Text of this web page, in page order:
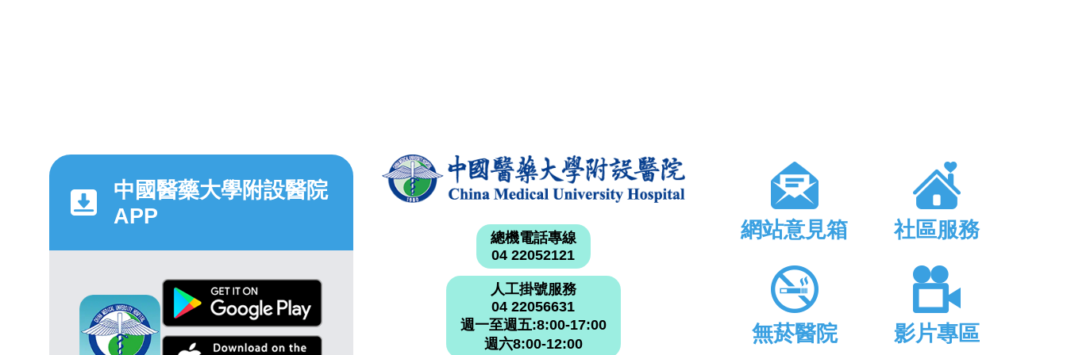
中國醫藥大學附設醫院
APP
總機電話專線
04 22052121
人工掛號服務
04 22056631
週一至週五:8:00-17:00
週六8:00-12:00
網站意見箱 社區服務
無菸醫院 影片專區